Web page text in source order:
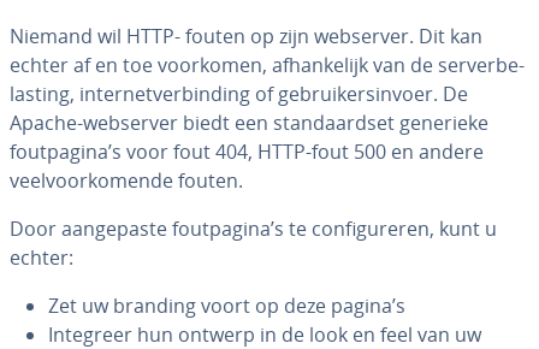
Niemand wil HTTP- fouten op zijn webserver. Dit kan
echter af en toe voorkomen, af­han­ke­lijk van de ser­ver­be­
las­ting, in­ter­net­ver­bin­ding of ge­brui­kers­in­voer. De
Apache-webserver biedt een stan­daardset generieke
fout­pa­gi­na’s voor fout 404, HTTP-fout 500 en andere
veel­voor­ko­men­de fouten.
Door aan­ge­pas­te fout­pa­gi­na’s te con­fi­gu­re­ren, kunt u
echter:
Zet uw branding voort op deze pagina’s
Integreer hun ontwerp in de look en feel van uw